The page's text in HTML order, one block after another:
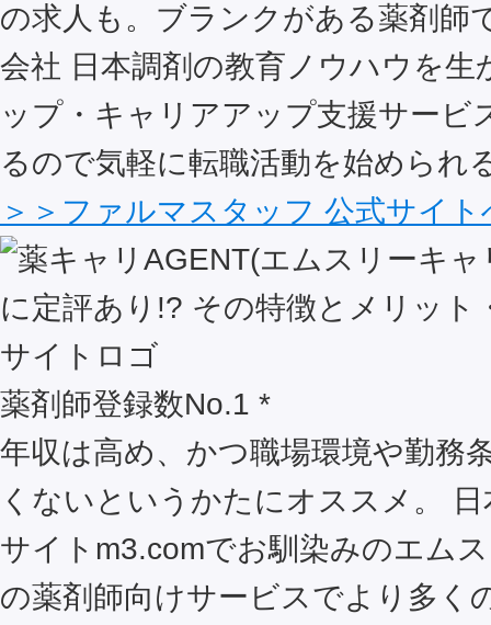
の求人も。ブランクがある薬剤師
会社 日本調剤の教育ノウハウを生
ップ・キャリアアップ支援サービ
るので気軽に転職活動を始められ
＞＞ファルマスタッフ 公式サイト
薬剤師登録数No.1 *
年収は高め、かつ職場環境や勤務
くないというかたにオススメ。
サイトm3.comでお馴染みのエム
の薬剤師向けサービスでより多く